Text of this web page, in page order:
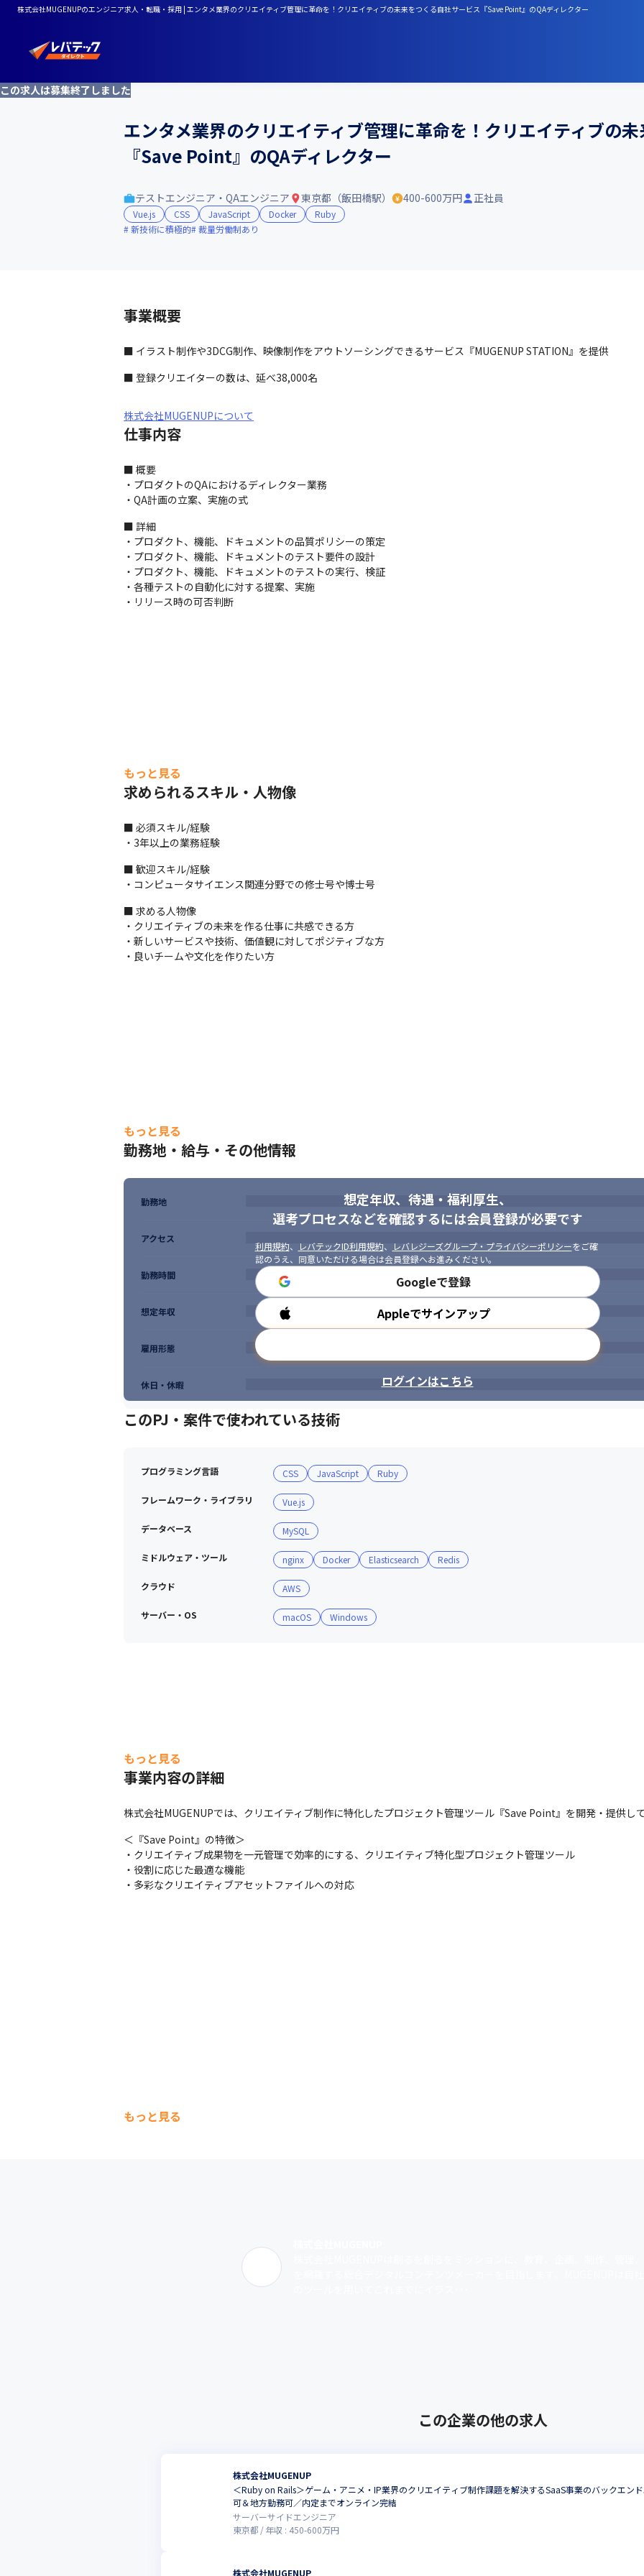
株式会社MUGENUPのエンジニア求人・転職・採用 | エンタメ業界のクリエイティブ管理に革命を！クリエイティブの未来をつくる自社サービス『Save Point』のQAディレクター
この求人は募集終了しました
エンタメ業界のクリエイティブ管理に革命を！クリエイティブの
『Save Point』のQAディレクター
テストエンジニア・QAエンジニア 東京都（飯田橋駅） 400-600万円 正社員
Vue.js CSS JavaScript Docker
Ruby
新技術に積極的 裁量労働制あり
事業概要
■ イラスト制作や3DCG制作、映像制作をアウトソーシングできるサービス『MUGENUP STATION』を提供
■ 登録クリエイターの数は、延べ38,000名
株式会社MUGENUPについて
仕事内容
■ 概要
・プロダクトのQAにおけるディレクター業務
・QA計画の立案、実施の式
■ 詳細
・プロダクト、機能、ドキュメントの品質ポリシーの策定
・プロダクト、機能、ドキュメントのテスト要件の設計
・プロダクト、機能、ドキュメントのテストの実行、検証
・各種テストの自動化に対する提案、実施
・リリース時の可否判断
もっと見る
求められるスキル・人物像
■ 必須スキル/経験
・3年以上の業務経験
■ 歓迎スキル/経験
・コンピュータサイエンス関連分野での修士号や博士号
■ 求める人物像
・クリエイティブの未来を作る仕事に共感できる方
・新しいサービスや技術、価値観に対してポジティブな方
・良いチームや文化を作りたい方
もっと見る
勤務地・給与・その他情報
想定年収、待遇・福利厚生、
選考プロセスなどを確認するには会員登録が必要です
利用規約、 レバテックID利用規約、 レバレジーズグループ・プライバシーポリシーをご確
認のうえ、同意いただける場合は会員登録へお進みください。
Googleで登録
Appleでサインアップ
ログインはこちら
勤務地
アクセス
勤務時間
想定年収
雇用形態
休日・休暇
このPJ・案件で使われている技術
プログラミング言語 CSS JavaScript Ruby
フレームワーク・ライブラリ Vue.js
データベース MySQL
ミドルウェア・ツール nginx Docker Elasticsearch Redis
クラウド AWS
サーバー・OS macOS Windows
もっと見る
事業内容の詳細
株式会社MUGENUPでは、クリエイティブ制作に特化したプロジェクト管理ツール『Save Point』を開発・提供して
＜『Save Point』の特徴＞
・クリエイティブ成果物を一元管理で効率的にする、クリエイティブ特化型プロジェクト管理ツール
・役割に応じた最適な機能
・多彩なクリエイティブアセットファイルへの対応
もっと見る
この企業の他の求人
株式会社MUGENUP
＜Ruby on Rails＞ゲーム・アニメ・IP業界のクリエイティブ制作課題を解決するSaaS事業のバックエン
可＆地方勤務可／内定までオンライン完結
サーバーサイドエンジニア
東京都
年収 : 450-600万円
株式会社MUGENUP